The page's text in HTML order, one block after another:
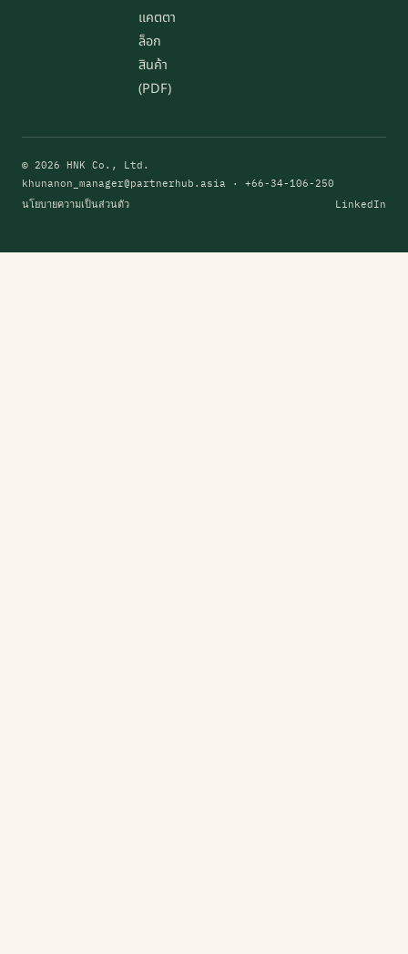
แคตตา
ล็อก
สินค้า
(PDF)
© 2026 HNK Co., Ltd.
khunanon_manager@partnerhub.asia · +66-34-106-250
นโยบายความเป็นส่วนตัว
LinkedIn